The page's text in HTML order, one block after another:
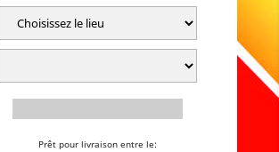
Prêt pour livraison entre le: